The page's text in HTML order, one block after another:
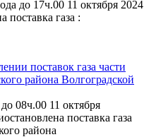
до 17ч.00 11 октября 2024
поставка газа :
поставок газа части
района Волгоградской
08ч.00 11 октября
поставка газа
района